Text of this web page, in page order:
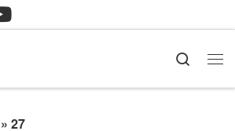
Search
» 27